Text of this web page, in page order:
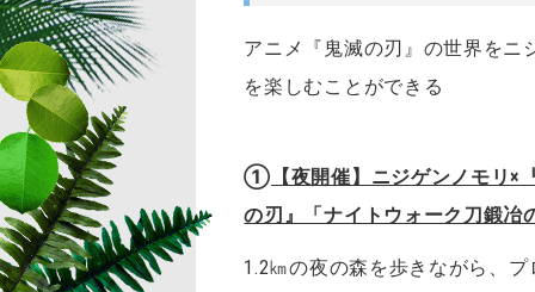
アニメ『鬼滅の刃』の世界をニ
を楽しむことができる
① 【夜開催】ニジゲンノモリ×
の刃』「ナイトウォーク刀鍛冶
1.2㎞の夜の森を歩きながら、プ